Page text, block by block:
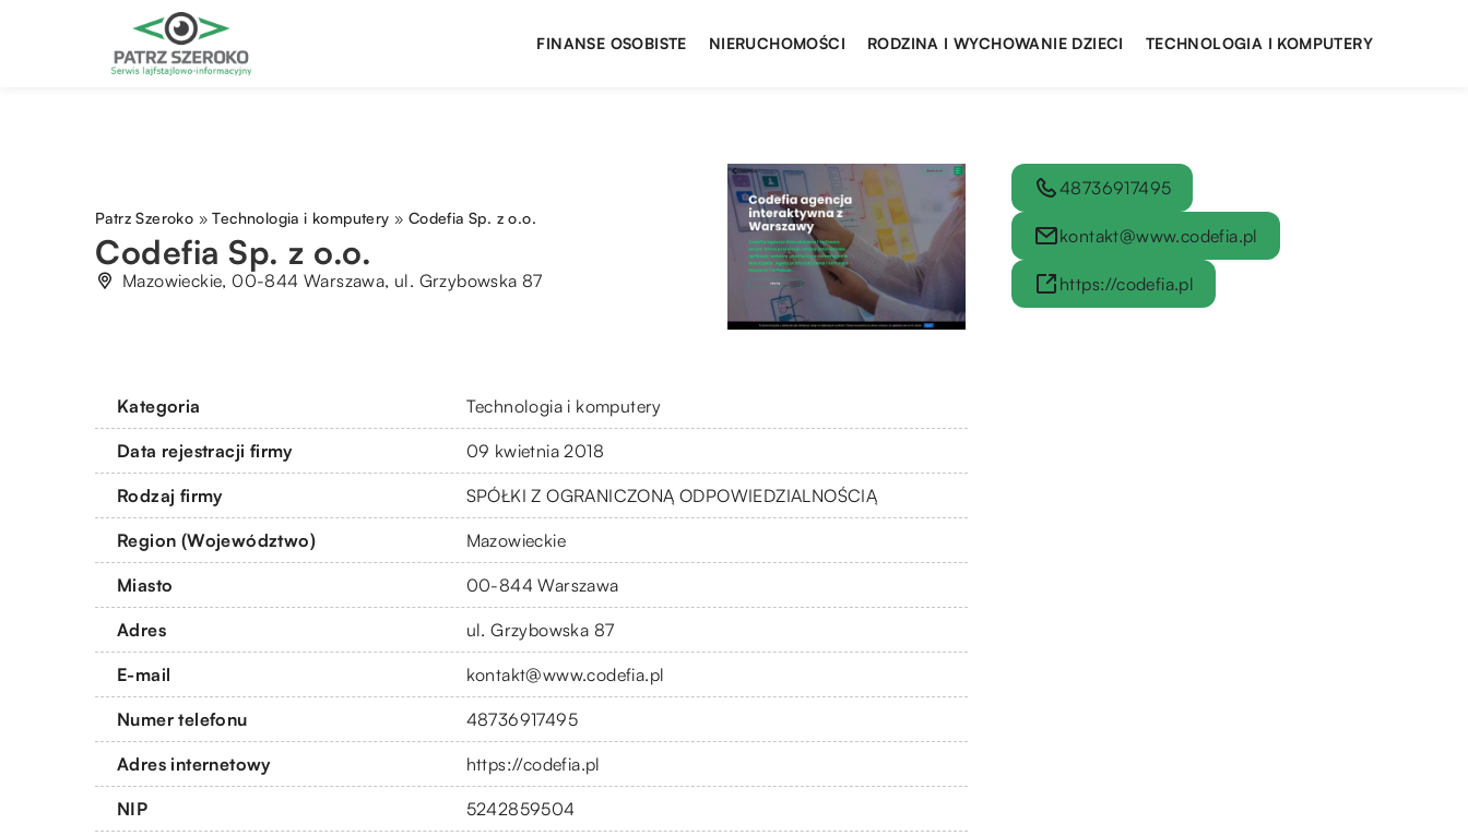
FINANSE OSOBISTE NIERUCHOMOŚCI RODZINA I WYCHOWANIE DZIECI TECHNOLOGIA I KOMPUTERY
Patrz Szeroko »Technologia i komputery » Codefia Sp. z o.o.
Codefia Sp. z o.o.
Mazowieckie, 00-844 Warszawa, ul. Grzybowska 87
Kategoria Technologia i komputery
Data rejestracji firmy 09 kwietnia 2018
Rodzaj firmy SPÓŁKI Z OGRANICZONĄ ODPOWIEDZIALNOŚCIĄ
Region (Województwo) Mazowieckie
Miasto 00-844 Warszawa
Adres ul. Grzybowska 87
E-mail kontakt@www.codefia.pl
Numer telefonu 48736917495
Adres internetowy https://codefia.pl
NIP 5242859504
48736917495
kontakt@www.codefia.pl
https://codefia.pl